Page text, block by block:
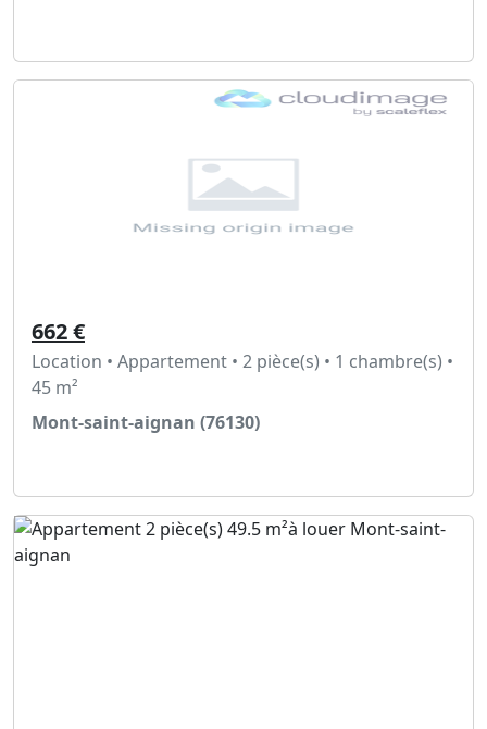
662 €
Location • Appartement • 2 pièce(s) • 1 chambre(s) •
45 m²
Mont-saint-aignan (76130)